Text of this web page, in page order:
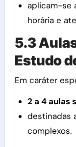
aplicam-se
horária e
5.3
Estudo
Em caráter
2 a 4 aulas
destinadas
complexos.